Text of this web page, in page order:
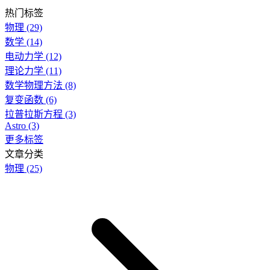
热门标签
物理 (29)
数学 (14)
电动力学 (12)
理论力学 (11)
数学物理方法 (8)
复变函数 (6)
拉普拉斯方程 (3)
Astro (3)
更多标签
文章分类
物理 (25)